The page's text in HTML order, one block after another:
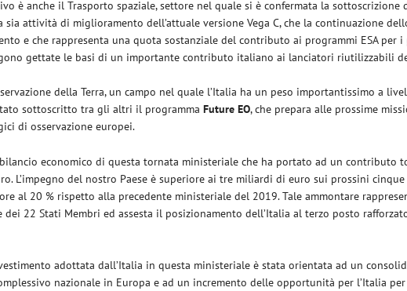
è anche il Trasporto spaziale, settore nel quale si è confermata la sottoscrizione
attività di miglioramento dell’attuale versione Vega C, che la continuazione
e che rappresenta una quota sostanziale del contributo ai programmi ESA per i
gettate le basi di un importante contributo italiano ai lanciatori riutilizzabili
della Terra, un campo nel quale l’Italia ha un peso importantissimo a
sottoscritto tra gli altri il programmaFuture EO, che prepara alle prossime
di osservazione europei.
economico di questa tornata ministeriale che ha portato ad un contributo
L’impegno del nostro Paese è superiore ai tre miliardi di euro sui prossini
al 20 % rispetto alla precedente ministeriale del 2019. Tale ammontare
22 Stati Membri ed assesta il posizionamento dell’Italia al terzo posto
adottata dall’Italia in questa ministeriale è stata orientata ad un
nazionale in Europa e ad un incremento delle opportunità per l’Italia